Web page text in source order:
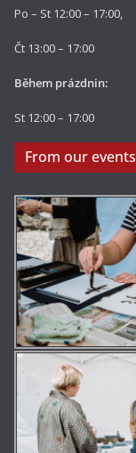
Po – St 12:00 – 17:00,
Čt 13:00 – 17:00
Během prázdnin:
St 12:00 – 17:00
From our events